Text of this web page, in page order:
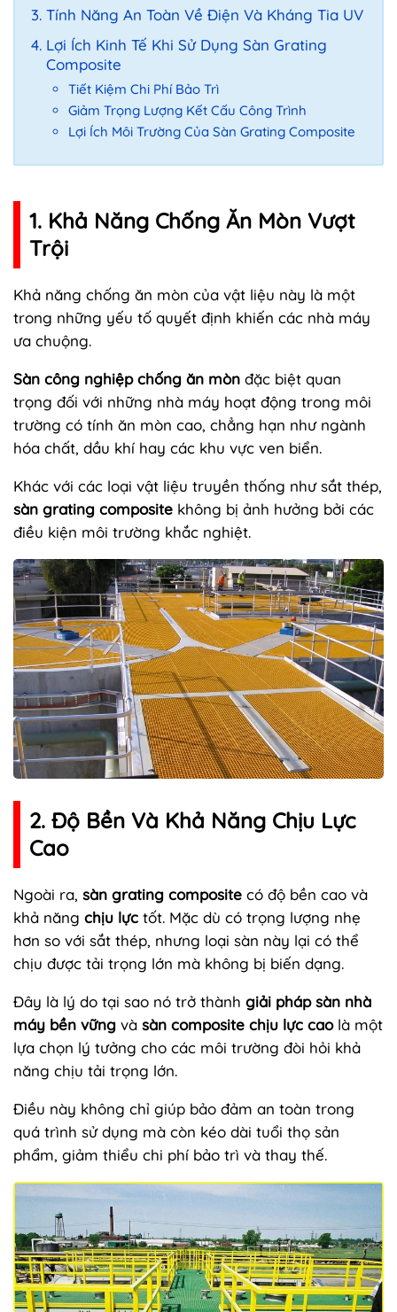
Tính Năng An Toàn Về Điện Và Kháng Tia UV
Lợi Ích Kinh Tế Khi Sử Dụng Sàn Grating
Composite
Tiết Kiệm Chi Phí Bảo Trì
Giảm Trọng Lượng Kết Cấu Công Trình
Lợi Ích Môi Trường Của Sàn Grating Composite
1. Khả Năng Chống Ăn Mòn Vượt
Trội
Khả năng chống ăn mòn của vật liệu này là một
trong những yếu tố quyết định khiến các nhà máy
ưa chuộng.
Sàn công nghiệp chống ăn mòn đặc biệt quan
trọng đối với những nhà máy hoạt động trong môi
trường có tính ăn mòn cao, chẳng hạn như ngành
hóa chất, dầu khí hay các khu vực ven biển.
Khác với các loại vật liệu truyền thống như sắt thép,
sàn grating composite không bị ảnh hưởng bởi các
điều kiện môi trường khắc nghiệt.
2. Độ Bền Và Khả Năng Chịu Lực
Cao
Ngoài ra, sàn grating composite có độ bền cao và
khả năng chịu lực tốt. Mặc dù có trọng lượng nhẹ
hơn so với sắt thép, nhưng loại sàn này lại có thể
chịu được tải trọng lớn mà không bị biến dạng.
Đây là lý do tại sao nó trở thành giải pháp sàn nhà
máy bền vững và sàn composite chịu lực caolà một
lựa chọn lý tưởng cho các môi trường đòi hỏi khả
năng chịu tải trọng lớn.
Điều này không chỉ giúp bảo đảm an toàn trong
quá trình sử dụng mà còn kéo dài tuổi thọ sản
phẩm, giảm thiểu chi phí bảo trì và thay thế.